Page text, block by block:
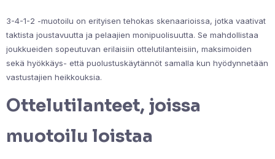
3-4-1-2 -muotoilu on erityisen tehokas skenaarioissa, jotka vaativat
taktista joustavuutta ja pelaajien monipuolisuutta. Se mahdollistaa
joukkueiden sopeutuvan erilaisiin ottelutilanteisiin, maksimoiden
sekä hyökkäys- että puolustuskäytännöt samalla kun hyödynnetään
vastustajien heikkouksia.
Ottelutilanteet, joissa
muotoilu loistaa